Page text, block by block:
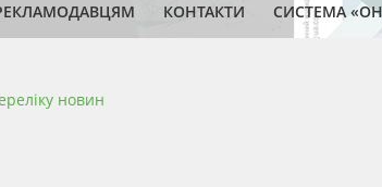
КОНТАКТИ СИСТЕМА
новин